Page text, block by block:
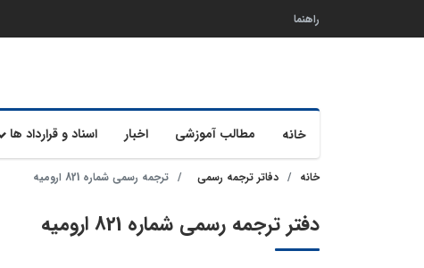
راهنما
خانه مطالب آموزشی اخبار اسناد و قرارداد ها
خانه دفاتر ترجمه رسمی ترجمه رسمی شماره 821 ارومیه
دفتر ترجمه رسمی شماره 821 ارومیه